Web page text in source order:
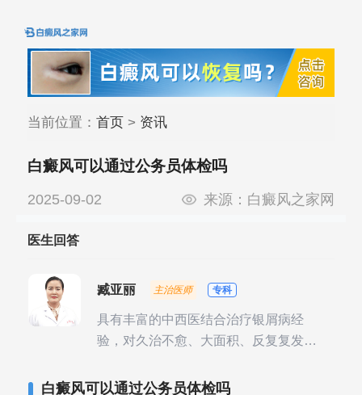
当前位置： 首页> 资讯
白癜风可以通过公务员体检吗
2025-09-02 来源： 白癜风之家网
医生回答
臧亚丽 主治医师 专科
具有丰富的中西医结合治疗银屑病经
验，对久治不愈、大面积、反复复发性
白癜风可以通过公务员体检吗